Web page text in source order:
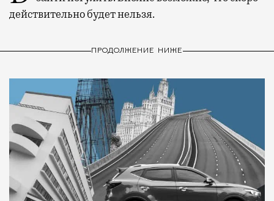
действительно будет нельзя.
ПРОДОЛЖЕНИЕ НИЖЕ